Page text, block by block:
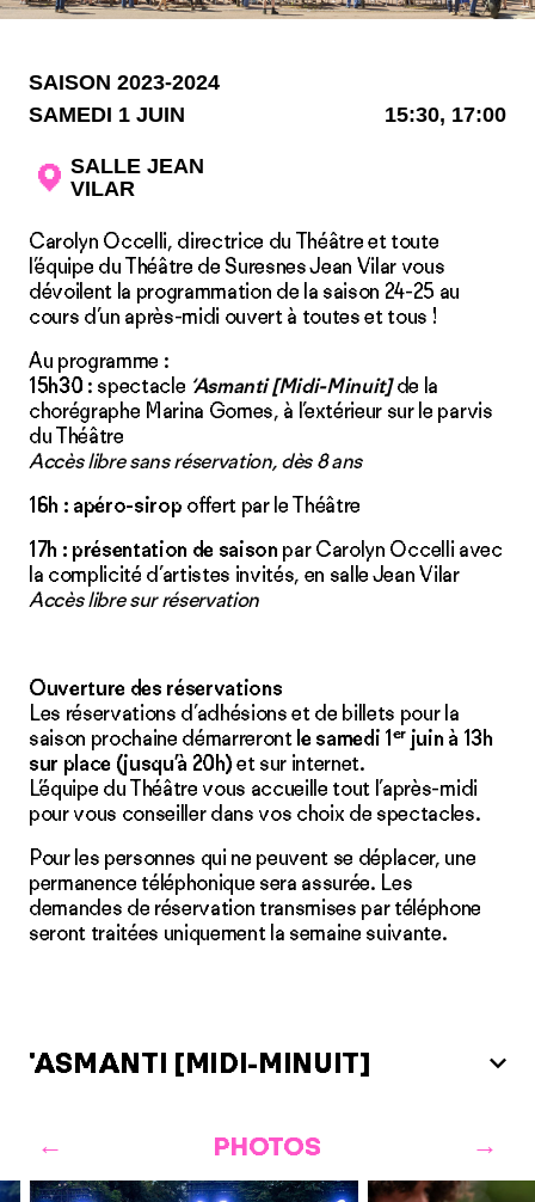
SAISON 2023-2024
SAMEDI 1 JUIN
15:30, 17:00
SALLE JEAN
VILAR
Carolyn Occelli, directrice du Théâtre et toute
l’équipe du Théâtre de Suresnes Jean Vilar vous
dévoilent la programmation de la saison 24-25 au
cours d’un après-midi ouvert à toutes et tous !
Au programme :
15h30 : spectacle Asmanti [Midi-Minuit] de la
chorégraphe Marina Gomes, à l’extérieur sur le parvis
du Théâtre
Accès libre sans réservation, dès 8 ans
16h : apéro-sirop offert par le Théâtre
17h : présentation de saison par Carolyn Occelli avec
la complicité d’artistes invités, en salle Jean Vilar
Accès libre sur réservation
Ouverture des réservations
Les réservations d’adhésions et de billets pour la
saison prochaine démarrerontle samedi 1er juin à 13h
sur place (jusqu’à 20h)et sur internet.
L’équipe du Théâtre vous accueille tout l’après-midi
pour vous conseiller dans vos choix de spectacles.
Pour les personnes qui ne peuvent se déplacer, une
permanence téléphonique sera assurée. Les
demandes de réservation transmises par téléphone
seront traitées uniquement la semaine suivante.
'ASMANTI [MIDI-MINUIT]
PHOTOS